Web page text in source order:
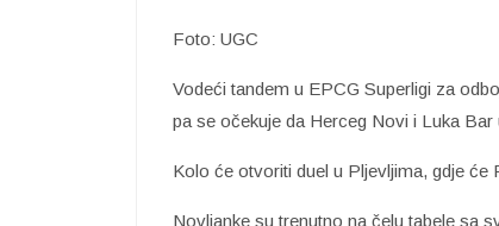
Foto: UGC
Vodeći tandem u EPCG Superligi za
pa se očekuje da Herceg Novi i Luka Bar
Kolo će otvoriti duel u Pljevljima, gdje će
Novljanke su trenutno na čelu tabele sa